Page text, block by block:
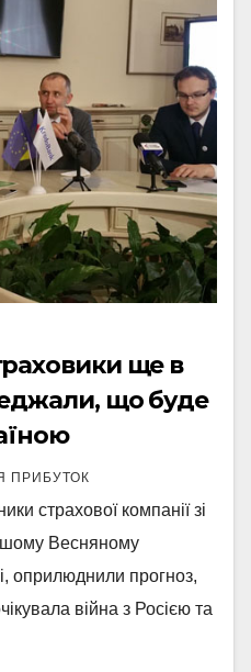
ще в
що буде
ПРИБУТОК
страхової компанії зі
Весняному
оприлюднили прогноз,
війна з Росією та